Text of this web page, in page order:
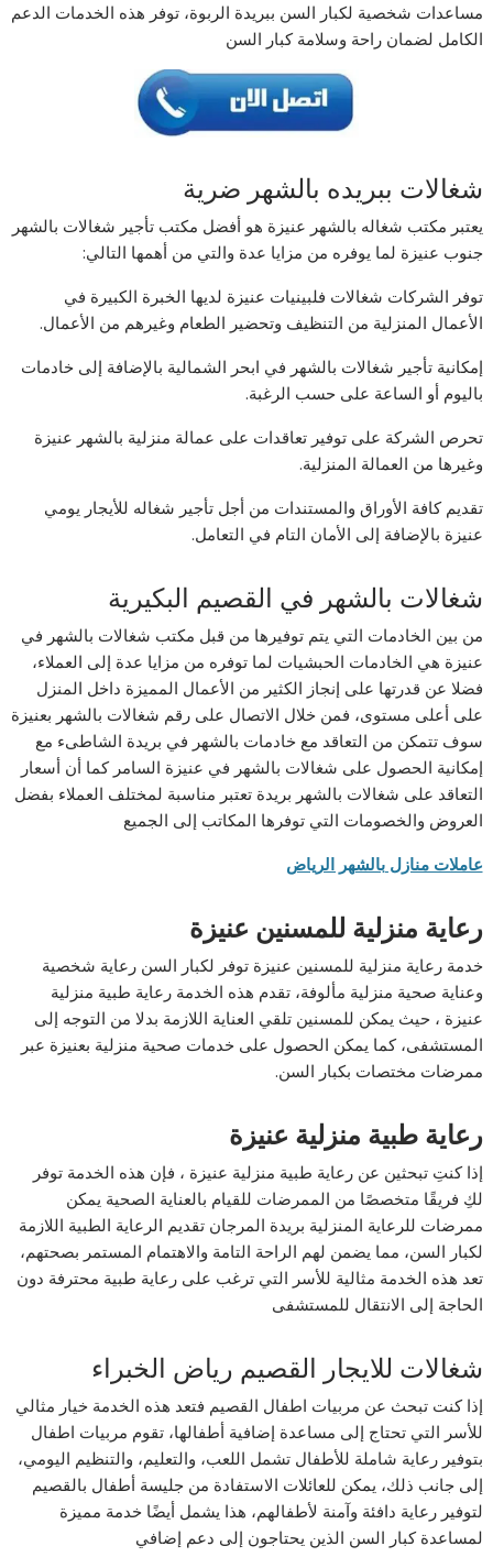
مساعدات شخصية لكبار السن ببريدة الربوة، توفر هذه الخدمات الدعم
الكامل لضمان راحة وسلامة كبار السن
شغالات ببريده بالشهر ضرية
يعتبر مكتب شغاله بالشهر عنيزة هو أفضل مكتب تأجير شغالات بالشهر
جنوب عنيزة لما يوفره من مزايا عدة والتي من أهمها التالي:
توفر الشركات شغالات فلبينيات عنيزة لديها الخبرة الكبيرة في
الأعمال المنزلية من التنظيف وتحضير الطعام وغيرهم من الأعمال.
إمكانية تأجير شغالات بالشهر في ابحر الشمالية بالإضافة إلى خادمات
باليوم أو الساعة على حسب الرغبة.
تحرص الشركة على توفير تعاقدات على عمالة منزلية بالشهر عنيزة
وغيرها من العمالة المنزلية.
تقديم كافة الأوراق والمستندات من أجل تأجير شغاله للأيجار يومي
عنيزة بالإضافة إلى الأمان التام في التعامل.
شغالات بالشهر في القصيم البكيرية
من بين الخادمات التي يتم توفيرها من قبل مكتب شغالات بالشهر في
عنيزة هي الخادمات الحبشيات لما توفره من مزايا عدة إلى العملاء،
فضلا عن قدرتها على إنجاز الكثير من الأعمال المميزة داخل المنزل
على أعلى مستوى، فمن خلال الاتصال على رقم شغالات بالشهر بعنيزة
سوف تتمكن من التعاقد مع خادمات بالشهر في بريدة الشاطىء مع
إمكانية الحصول على شغالات بالشهر في عنيزة السامر كما أن أسعار
التعاقد على شغالات بالشهر بريدة تعتبر مناسبة لمختلف العملاء بفضل
العروض والخصومات التي توفرها المكاتب إلى الجميع
عاملات منازل بالشهر الرياض
رعاية منزلية للمسنين عنيزة
خدمة رعاية منزلية للمسنين عنيزة توفر لكبار السن رعاية شخصية
وعناية صحية منزلية مألوفة، تقدم هذه الخدمة رعاية طبية منزلية
عنيزة ، حيث يمكن للمسنين تلقي العناية اللازمة بدلا من التوجه إلى
المستشفى، كما يمكن الحصول على خدمات صحية منزلية بعنيزة عبر
ممرضات مختصات بكبار السن.
رعاية طبية منزلية عنيزة
إذا كنتِ تبحثين عن رعاية طبية منزلية عنيزة ، فإن هذه الخدمة توفر
لكِ فريقًا متخصصًا من الممرضات للقيام بالعناية الصحية يمكن
ممرضات للرعاية المنزلية بريدة المرجان تقديم الرعاية الطبية اللازمة
لكبار السن، مما يضمن لهم الراحة التامة والاهتمام المستمر بصحتهم،
تعد هذه الخدمة مثالية للأسر التي ترغب على رعاية طبية محترفة دون
الحاجة إلى الانتقال للمستشفى
شغالات للايجار القصيم رياض الخبراء
إذا كنت تبحث عن مربيات اطفال القصيم فتعد هذه الخدمة خيار مثالي
للأسر التي تحتاج إلى مساعدة إضافية أطفالها، تقوم مربيات اطفال
بتوفير رعاية شاملة للأطفال تشمل اللعب، والتعليم، والتنظيم اليومي،
إلى جانب ذلك، يمكن للعائلات الاستفادة من جليسة أطفال بالقصيم
لتوفير رعاية دافئة وآمنة لأطفالهم، هذا يشمل أيضًا خدمة مميزة
لمساعدة كبار السن الذين يحتاجون إلى دعم إضافي